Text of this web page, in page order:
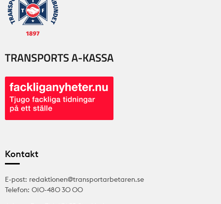
Kontakt
E-post: redaktionen@transportarbetaren.se
Telefon: 010-480 30 00